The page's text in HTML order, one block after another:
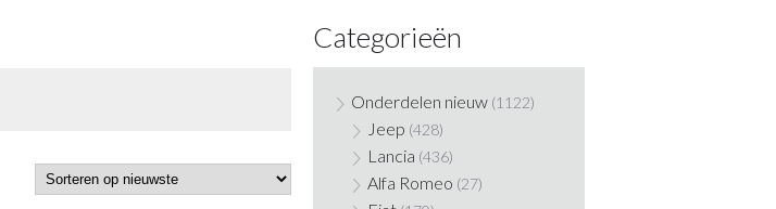
Categorieën
Onderdelen nieuw (1122)
Jeep (428)
Lancia (436)
Alfa Romeo (27)